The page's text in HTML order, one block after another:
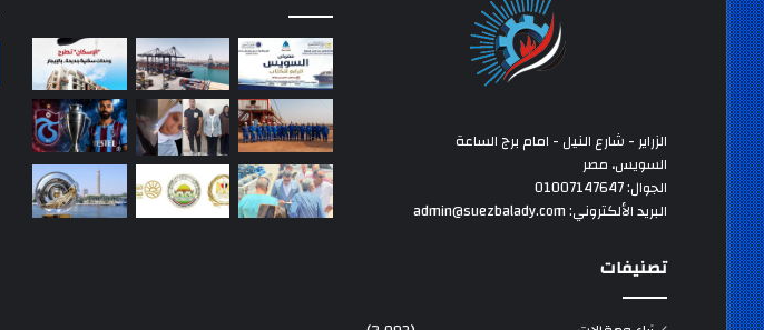
الزراير - شارع النيل - امام برج الساعة
السويس، مصر
الجوال: 01007147647
البريد الألكتروني: admin@suezbalady.com
تصنيفات